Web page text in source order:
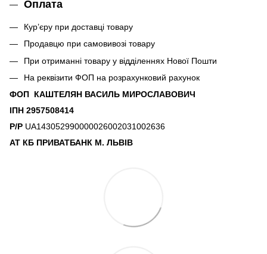
Оплата
Кур’єру при доставці товару
Продавцю при самовивозі товару
При отриманні товару у відділеннях Нової Пошти
На реквізити ФОП на розрахунковий рахунок
ФОП КАШТЕЛЯН ВАСИЛЬ МИРОСЛАВОВИЧ
ІПН 2957508414
Р/Р UA143052990000026002031002636
АТ КБ ПРИВАТБАНК М. ЛЬВІВ